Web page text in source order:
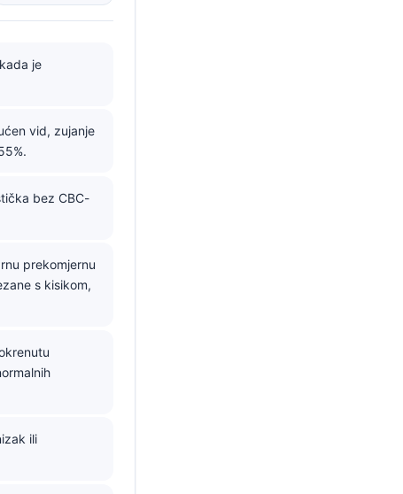
je
vid, zujanje
bez CBC-
prekomjernu
s kisikom,
ili